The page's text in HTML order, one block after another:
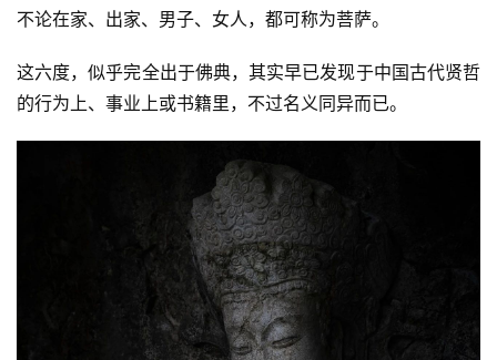
不论在家、出家、男子、女人，都可称为菩萨。
这六度，似乎完全出于佛典，其实早已发现于中国古代贤哲
的行为上、事业上或书籍里，不过名义同异而已。